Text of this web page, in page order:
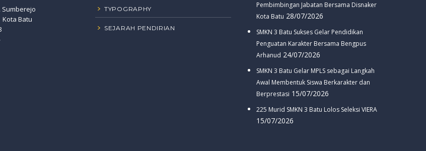
Sumberejo
Batu
TYPOGRAPHY
SEJARAH PENDIRIAN
Pembimbingan Jabatan Bersama Disnaker
Kota Batu 28/07/2026
SMKN 3 Batu Sukses Gelar Pendidikan
Penguatan Karakter Bersama Bengpus
Arhanud 24/07/2026
SMKN 3 Batu Gelar MPLS sebagai Langkah
Awal Membentuk Siswa Berkarakter dan
Berprestasi 15/07/2026
225 Murid SMKN 3 Batu Lolos Seleksi VIERA
15/07/2026